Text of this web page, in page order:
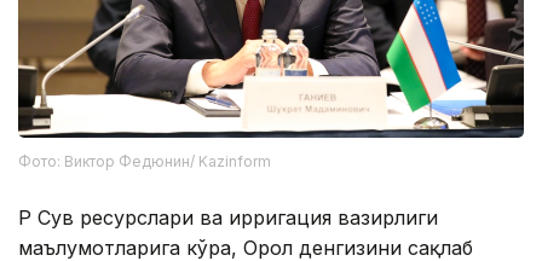
Фото: Виктор Федюнин/ Kazinform
ҚР Сув ресурслари ва ирригация вазирлиги
маълумотларига кўра, Орол денгизини сақлаб